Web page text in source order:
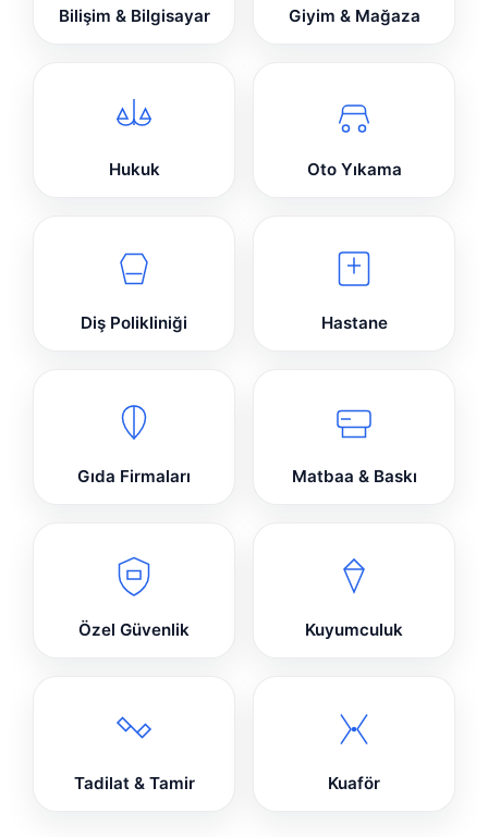
Bilişim & Bilgisayar Giyim & Mağaza
Hukuk Oto Yıkama
Diş Polikliniği Hastane
Gıda Firmaları Matbaa & Baskı
Özel Güvenlik Kuyumculuk
Tadilat & Tamir Kuaför